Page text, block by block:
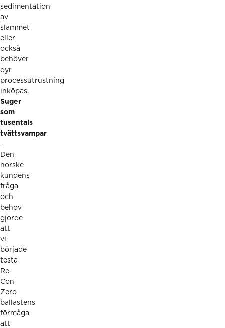
sedimentation
av
slammet
eller
också
behöver
dyr
processutrustning
inköpas.
Suger
som
tusentals
tvättsvampar
–
Den
norske
kundens
fråga
och
behov
gjorde
att
vi
började
testa
Re-
Con
Zero
ballastens
förmåga
att